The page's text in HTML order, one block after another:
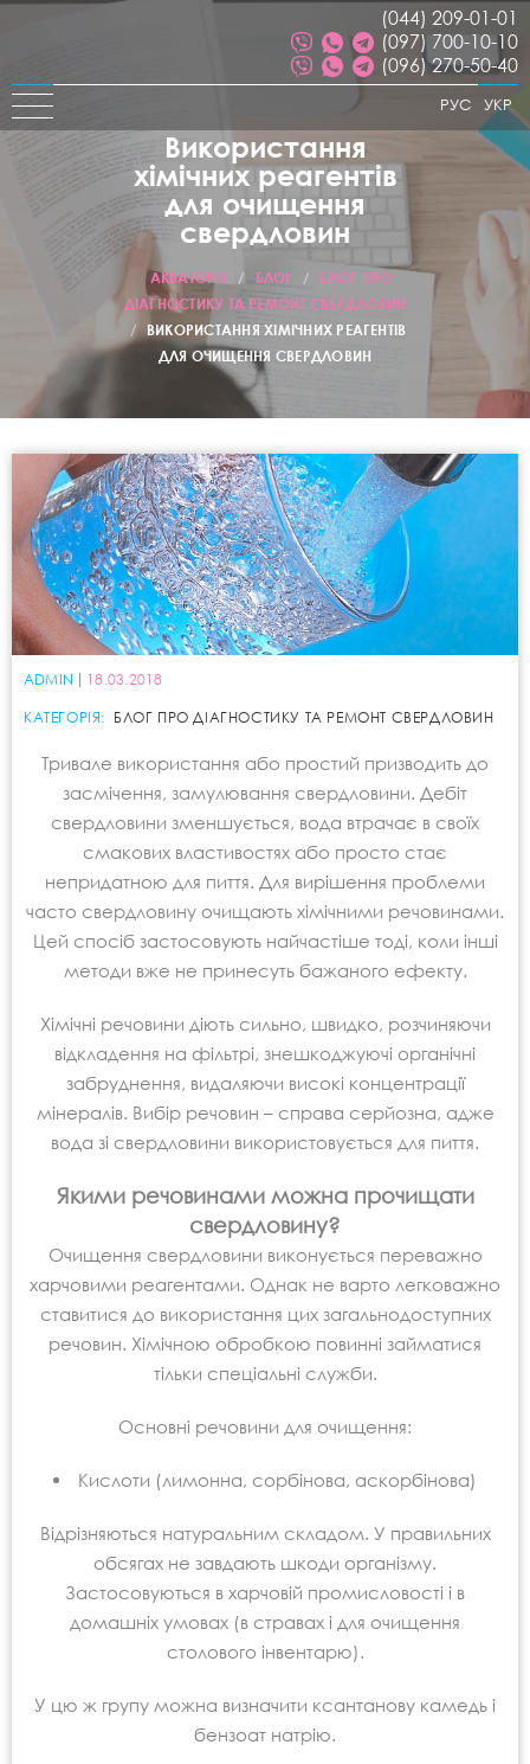
(044) 209-01-01
(097) 700-10-10
(096) 270-50-40
УКР
РУС
Використання
хімічних реагентів
для очищення
свердловин
АКВАТОРІЯ / БЛОГ /
БЛОГ ПРО
ДІАГНОСТИКУ ТА РЕМОНТ СВЕРДЛОВИН
/ ВИКОРИСТАННЯ ХІМІЧНИХ РЕАГЕНТІВ
ДЛЯ ОЧИЩЕННЯ СВЕРДЛОВИН
ADMIN 18.03.2018
КАТЕГОРІЯ: БЛОГ ПРО ДІАГНОСТИКУ ТА РЕМОНТ СВЕРДЛОВИН
Тривале використання або простий призводить до
засмічення, замулювання свердловини. Дебіт
свердловини зменшується, вода втрачає в своїх
смакових властивостях або просто стає
непридатною для пиття. Для вирішення проблеми
часто свердловину очищають хімічними речовинами.
Цей спосіб застосовують найчастіше тоді, коли інші
методи вже не принесуть бажаного ефекту.
Хімічні речовини діють сильно, швидко, розчиняючи
відкладення на фільтрі, знешкоджуючі органічні
забруднення, видаляючи високі концентрації
мінералів. Вибір речовин – справа серйозна, адже
вода зі свердловини використовується для пиття.
Якими речовинами можна прочищати
свердловину?
Очищення свердловини виконується переважно
харчовими реагентами. Однак не варто легковажно
ставитися до використання цих загальнодоступних
речовин. Хімічною обробкою повинні займатися
тільки спеціальні служби.
Основні речовини для очищення:
Кислоти (лимонна, сорбінова, аскорбінова)
Відрізняються натуральним складом. У правильних
обсягах не завдають шкоди організму.
Застосовуються в харчовій промисловості і в
домашніх умовах (в стравах і для очищення
столового інвентарю).
У цю ж групу можна визначити ксантанову камедь і
бензоат натрію.